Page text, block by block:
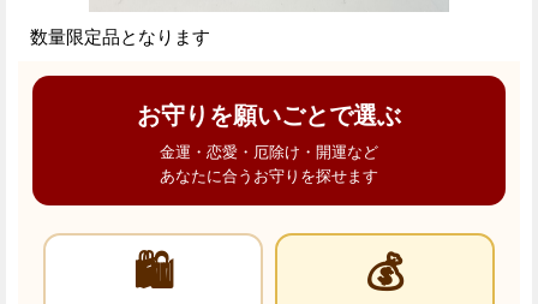
数量限定品となります
お守りを願いごとで選ぶ
金運・恋愛・厄除け・開運など
あなたに合うお守りを探せます
🛍️ 💰